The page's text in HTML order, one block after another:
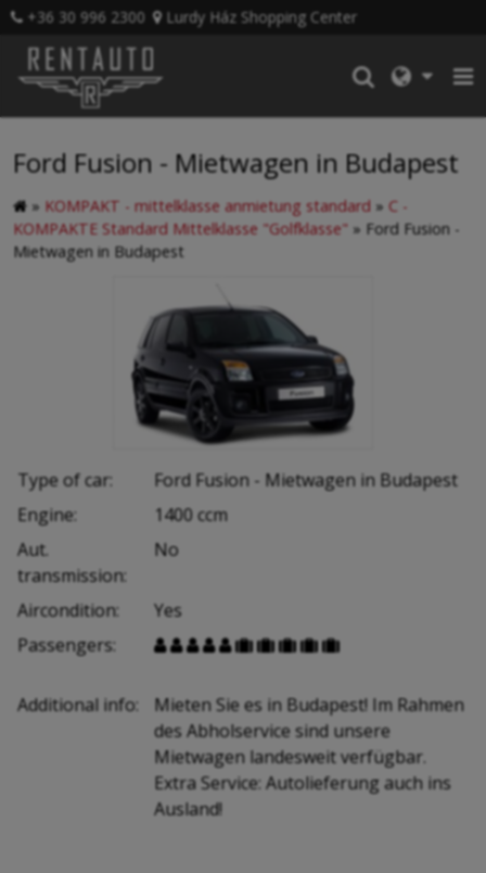
+36 30 996 2300 Lurdy Ház Shopping Center
Ford Fusion - Mietwagen in Budapest
» KOMPAKT - mittelklasse anmietung standard » C -
KOMPAKTE Standard Mittelklasse "Golfklasse" » Ford Fusion -
Mietwagen in Budapest
Type of car:
Ford Fusion - Mietwagen in Budapest
Engine:
1400 ccm
Aut.
transmission:
No
Aircondition:
Yes
Passengers:
         
Additional info:
Mieten Sie es in Budapest! Im Rahmen
des Abholservice sind unsere
Mietwagen landesweit verfügbar.
Extra Service: Autolieferung auch ins
Ausland!